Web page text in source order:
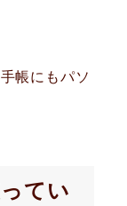
帳にもパソ
てい